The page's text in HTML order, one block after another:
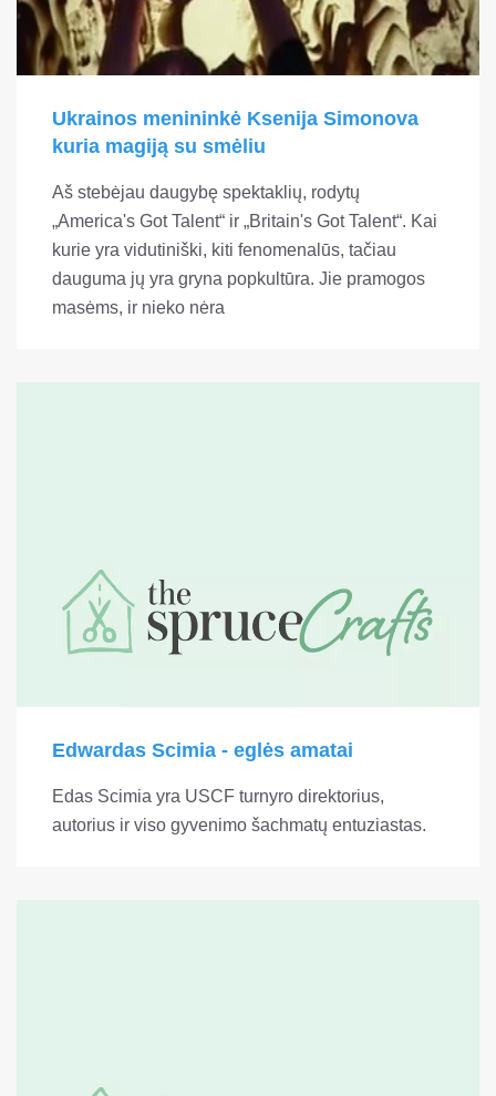
Ukrainos menininkė Ksenija Simonova
kuria magiją su smėliu
Aš stebėjau daugybę spektaklių, rodytų
„America's Got Talent“ ir „Britain's Got Talent“. Kai
kurie yra vidutiniški, kiti fenomenalūs, tačiau
dauguma jų yra gryna popkultūra. Jie pramogos
masėms, ir nieko nėra
Edwardas Scimia - eglės amatai
Edas Scimia yra USCF turnyro direktorius,
autorius ir viso gyvenimo šachmatų entuziastas.